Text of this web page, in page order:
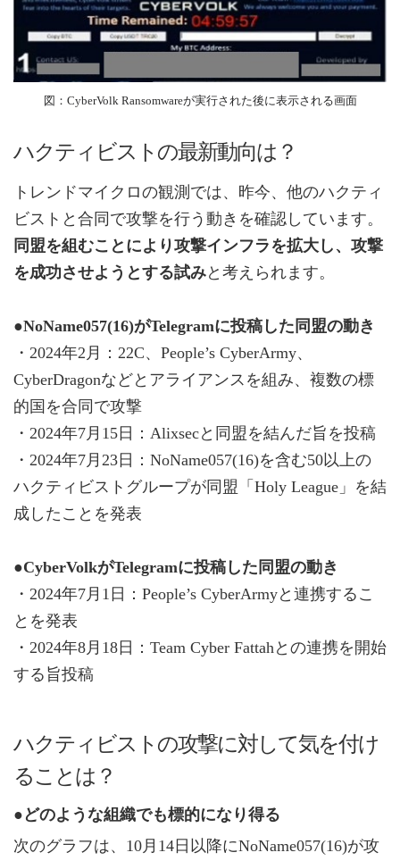
図：CyberVolk Ransomwareが実行された後に表示される画面
ハクティビストの最新動向は？
トレンドマイクロの観測では、昨今、他のハクティ
ビストと合同で攻撃を行う動きを確認しています。
同盟を組むことにより攻撃インフラを拡大し、攻撃
を成功させようとする試みと考えられます。
●NoName057(16)がTelegramに投稿した同盟の動き
・2024年2月：22C、People’s CyberArmy、
CyberDragonなどとアライアンスを組み、複数の標
的国を合同で攻撃
・2024年7月15日：Alixsecと同盟を結んだ旨を投稿
・2024年7月23日：NoName057(16)を含む50以上の
ハクティビストグループが同盟「Holy League」を結
成したことを発表
●CyberVolkがTelegramに投稿した同盟の動き
・2024年7月1日：People’s CyberArmyと連携するこ
とを発表
・2024年8月18日：Team Cyber Fattahとの連携を開始
する旨投稿
ハクティビストの攻撃に対して気を付け
ることは？
●どのような組織でも標的になり得る
次のグラフは、10月14日以降にNoName057(16)が攻